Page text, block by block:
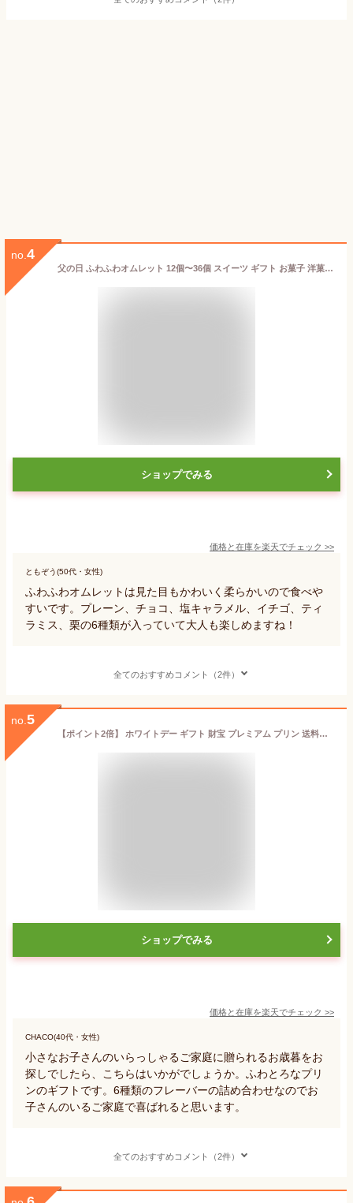
no. 4
父の日 ふわふわオムレット 12個〜36個 スイーツ ギフト お菓子 洋菓子 お取り寄せ 詰め合わせ お試しセット プレゼント ランキング 1位 贈り物 贈答 お祝い 誕生日 手土産 個包装 冷凍 生クリーム チョコ いちご ティラミス 大容量 送料無料 人気 可愛い ご褒美 女子会
ショップでみる
価格と在庫を楽天でチェック >>
ともぞう(50代・女性)
ふわふわオムレットは見た目もかわいく柔らかいので食べや
すいです。プレーン、チョコ、塩キャラメル、イチゴ、ティ
ラミス、栗の6種類が入っていて大人も楽しめますね！
全てのおすすめコメント（2件）
no. 5
【ポイント2倍】 ホワイトデー ギフト 財宝 プレミアム プリン 送料無料 選べる6種 12個 (6個入×2箱) (スペシャル/抹茶/ショコラ/チーズ/紅はるか/きなこ)[おもてなし とろふわ とろとろ ふわとろ 人気 洋菓子 ランキング 1位 スイーツ]
ショップでみる
価格と在庫を楽天でチェック >>
CHACO(40代・女性)
小さなお子さんのいらっしゃるご家庭に贈られるお歳暮をお
探しでしたら、こちらはいかがでしょうか。ふわとろなプリ
ンのギフトです。6種類のフレーバーの詰め合わせなのでお
子さんのいるご家庭で喜ばれると思います。
全てのおすすめコメント（2件）